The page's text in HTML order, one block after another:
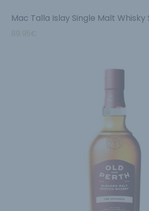
Mac Talla Islay Single Malt Whisky
89.95€